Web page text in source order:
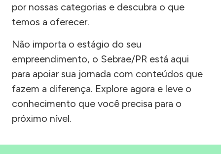
por nossas categorias e descubra o que
temos a oferecer.
Não importa o estágio do seu
empreendimento, o Sebrae/PR está aqui
para apoiar sua jornada com conteúdos que
fazem a diferença. Explore agora e leve o
conhecimento que você precisa para o
próximo nível.